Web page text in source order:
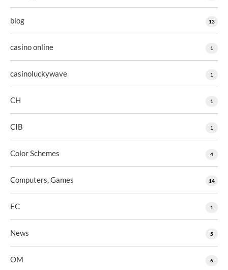
blog 13
casino online 1
casinoluckywave 1
CH 1
CIB 1
Color Schemes 4
Computers, Games 14
EC 1
News 5
OM 6